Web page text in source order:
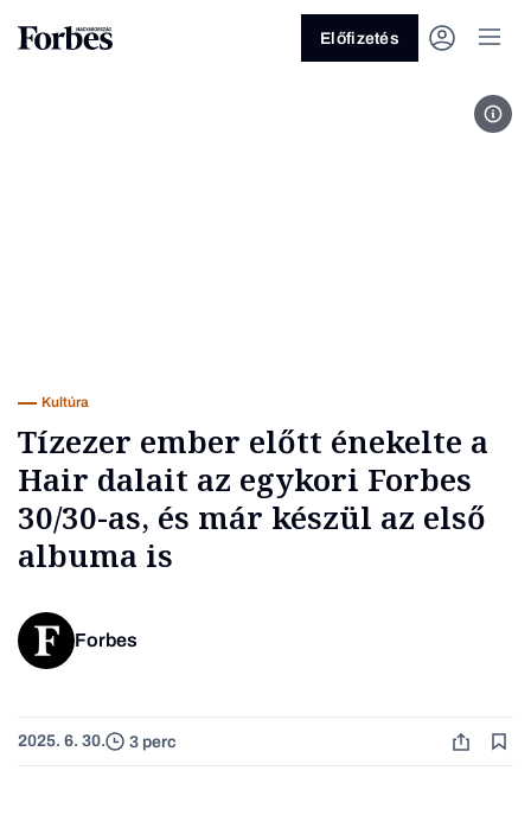
Előfizetés
Kultúra
Tízezer ember előtt énekelte a
Hair dalait az egykori Forbes
30/30-as, és már készül az első
albuma is
Forbes
2025. 6. 30. 3 perc